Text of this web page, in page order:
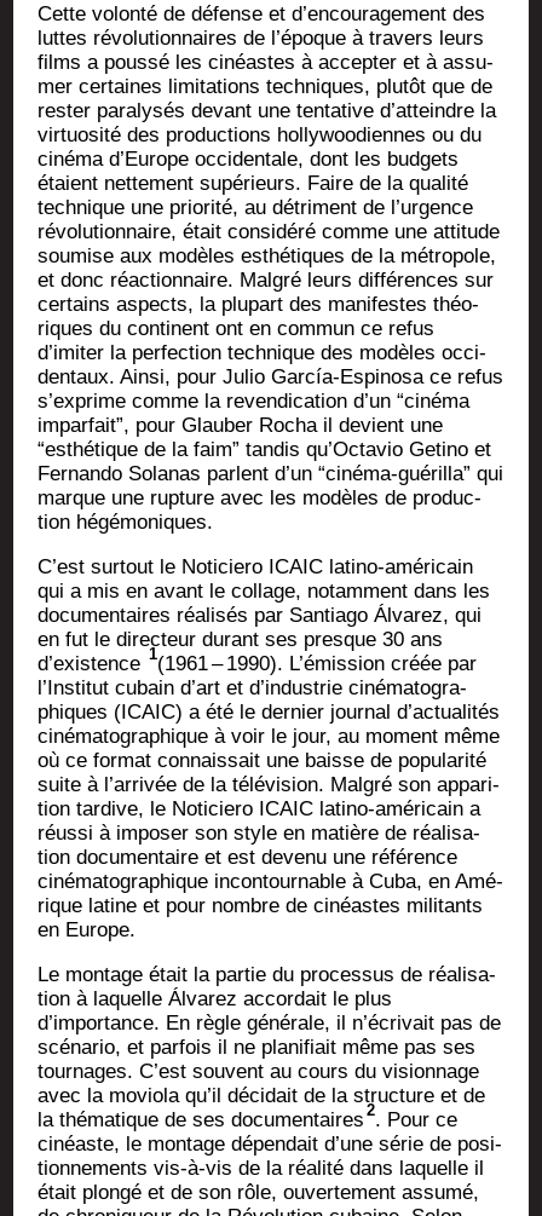
Cette volon­té de défense et d’encouragement des
luttes révo­lu­tion­naires de l’époque à tra­vers leurs
films a pous­sé les cinéastes à accep­ter et à assu­
mer cer­taines limi­ta­tions tech­niques, plu­tôt que de
res­ter para­ly­sés devant une ten­ta­tive d’atteindre la
vir­tuo­si­té des pro­duc­tions hol­ly­woo­diennes ou du
ciné­ma d’Europe occi­den­tale, dont les bud­gets
étaient net­te­ment supé­rieurs. Faire de la qua­li­té
tech­nique une prio­ri­té, au détri­ment de l’urgence
révo­lu­tion­naire, était consi­dé­ré comme une atti­tude
sou­mise aux modèles esthé­tiques de la métro­pole,
et donc réac­tion­naire. Mal­gré leurs dif­fé­rences sur
cer­tains aspects, la plu­part des mani­festes théo­
riques du conti­nent ont en com­mun ce refus
d’imiter la per­fec­tion tech­nique des modèles occi­
den­taux. Ain­si, pour Julio García-Espi­no­sa ce refus
s’exprime comme la reven­di­ca­tion d’un “ciné­ma
impar­fait”, pour Glau­ber Rocha il devient une
“esthé­tique de la faim” tan­dis qu’Octavio Geti­no et
Fer­nan­do Sola­nas parlent d’un “ciné­ma-gué­rilla” qui
marque une rup­ture avec les modèles de pro­duc­
tion hégémoniques.
C’est sur­tout le Noti­cie­ro ICAIC lati­no-amé­ri­cain
qui a mis en avant le col­lage, notam­ment dans les
docu­men­taires réa­li­sés par San­tia­go Álva­rez, qui
en fut le direc­teur durant ses presque 30 ans
d’existence 1(1961 – 1990). L’émission créée par
l’Institut cubain d’art et d’industrie ciné­ma­to­gra­
phiques (ICAIC) a été le der­nier jour­nal d’actualités
ciné­ma­to­gra­phique à voir le jour, au moment même
où ce for­mat connais­sait une baisse de popu­la­ri­té
suite à l’arrivée de la télé­vi­sion. Mal­gré son appa­ri­
tion tar­dive, le Noti­cie­ro ICAIC lati­no-amé­ri­cain a
réus­si à impo­ser son style en matière de réa­li­sa­
tion docu­men­taire et est deve­nu une réfé­rence
ciné­ma­to­gra­phique incon­tour­nable à Cuba, en Amé­
rique latine et pour nombre de cinéastes mili­tants
en Europe.
Le mon­tage était la par­tie du pro­ces­sus de réa­li­sa­
tion à laquelle Álva­rez accor­dait le plus
d’importance. En règle géné­rale, il n’écrivait pas de
scé­na­rio, et par­fois il ne pla­ni­fiait même pas ses
tour­nages. C’est sou­vent au cours du vision­nage
avec la movio­la qu’il déci­dait de la struc­ture et de
la thé­ma­tique de ses docu­men­taires 2. Pour ce
cinéaste, le mon­tage dépen­dait d’une série de posi­
tion­ne­ments vis-à-vis de la réa­li­té dans laquelle il
était plon­gé et de son rôle, ouver­te­ment assu­mé,